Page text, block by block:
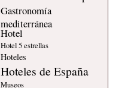
Gastronomía
mediterránea
Hotel
Hotel 5 estrellas
Hoteles
Hoteles de España
Museos